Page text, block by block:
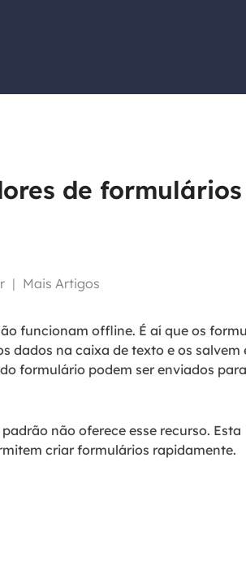
de formulários
| Mais Artigos
funcionam offline. É aí que os
dados na caixa de texto e os salvem
formulário podem ser enviados para
não oferece esse recurso. Esta
criar formulários rapidamente.